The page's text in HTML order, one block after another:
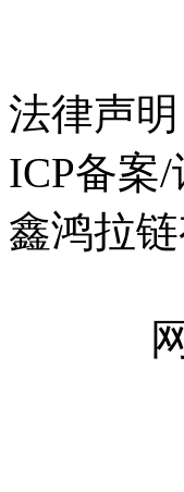
法律声
ICP备案/
鑫鸿拉
网站